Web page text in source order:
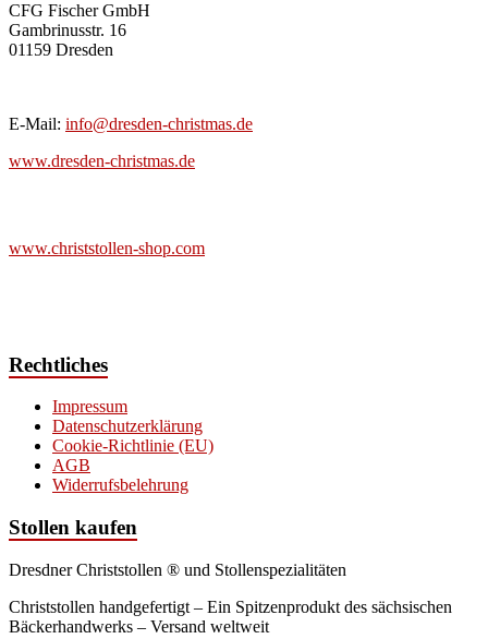
CFG Fischer GmbH
Gambrinusstr. 16
01159 Dresden
E-Mail: info@dresden-christmas.de
www.dresden-christmas.de
www.christstollen-shop.com
Rechtliches
Impressum
Datenschutzerklärung
Cookie-Richtlinie (EU)
AGB
Widerrufsbelehrung
Stollen kaufen
Dresdner Christstollen ® und Stollenspezialitäten
Christstollen handgefertigt – Ein Spitzenprodukt des sächsischen
Bäckerhandwerks – Versand weltweit